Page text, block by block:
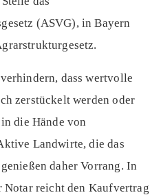
(ASVG), in Bayern
dass wertvolle
zerstückelt werden oder
die Hände von
Landwirte, die das
daher Vorrang. In
Notar reicht den Kaufvertrag